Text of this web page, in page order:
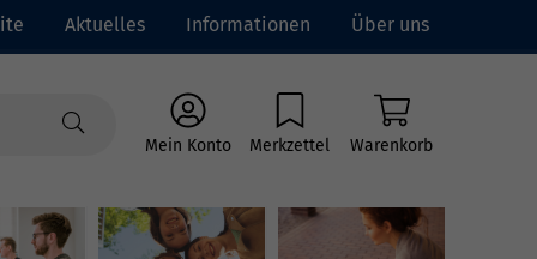
Aktuelles Informationen Über uns
Mein Konto Merkzettel Warenkorb